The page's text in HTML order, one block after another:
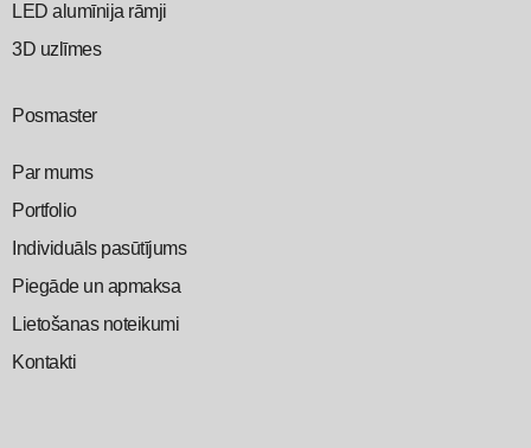
LED alumīnija rāmji
3D uzlīmes
Posmaster
Par mums
Portfolio
Individuāls pasūtījums
Piegāde un apmaksa
Lietošanas noteikumi
Kontakti